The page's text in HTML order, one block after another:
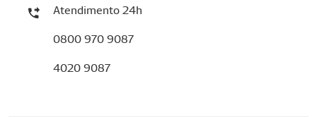
Atendimento 24h
0800 970 9087
4020 9087